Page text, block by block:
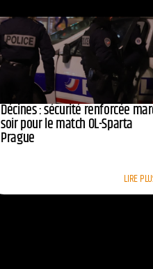
Décines : sécurité renforcée
soir pour le match OL-Sparta
Prague
LIRE